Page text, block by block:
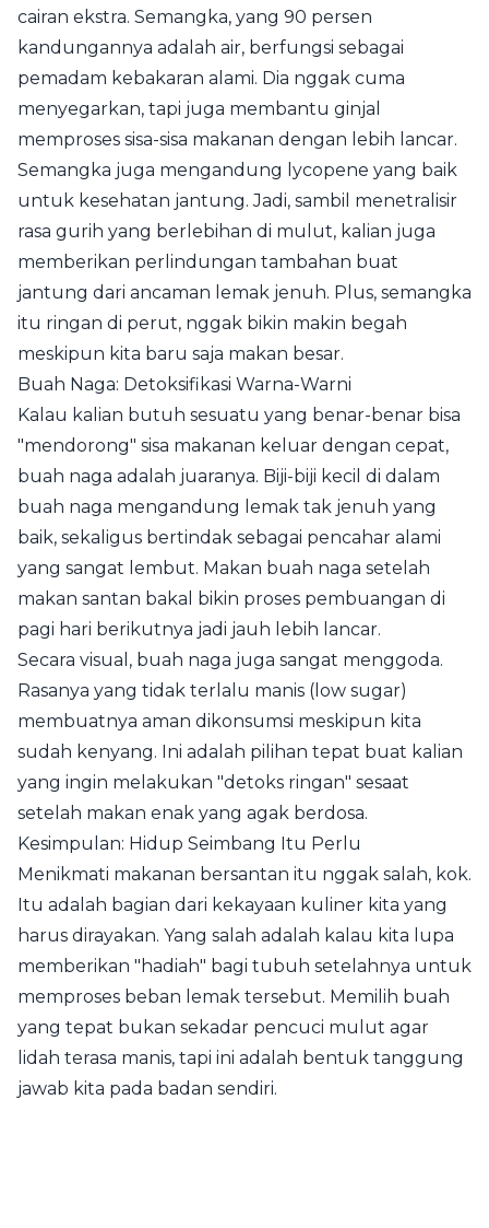
cairan ekstra. Semangka, yang 90 persen
kandungannya adalah air, berfungsi sebagai
pemadam kebakaran alami. Dia nggak cuma
menyegarkan, tapi juga membantu ginjal
memproses sisa-sisa makanan dengan lebih lancar.
Semangka juga mengandung lycopene yang baik
untuk kesehatan jantung. Jadi, sambil menetralisir
rasa gurih yang berlebihan di mulut, kalian juga
memberikan perlindungan tambahan buat
jantung dari ancaman lemak jenuh. Plus, semangka
itu ringan di perut, nggak bikin makin begah
meskipun kita baru saja makan besar.
Buah Naga: Detoksifikasi Warna-Warni
Kalau kalian butuh sesuatu yang benar-benar bisa
"mendorong" sisa makanan keluar dengan cepat,
buah naga adalah juaranya. Biji-biji kecil di dalam
buah naga mengandung lemak tak jenuh yang
baik, sekaligus bertindak sebagai pencahar alami
yang sangat lembut. Makan buah naga setelah
makan santan bakal bikin proses pembuangan di
pagi hari berikutnya jadi jauh lebih lancar.
Secara visual, buah naga juga sangat menggoda.
Rasanya yang tidak terlalu manis (low sugar)
membuatnya aman dikonsumsi meskipun kita
sudah kenyang. Ini adalah pilihan tepat buat kalian
yang ingin melakukan "detoks ringan" sesaat
setelah makan enak yang agak berdosa.
Kesimpulan: Hidup Seimbang Itu Perlu
Menikmati makanan bersantan itu nggak salah, kok.
Itu adalah bagian dari kekayaan kuliner kita yang
harus dirayakan. Yang salah adalah kalau kita lupa
memberikan "hadiah" bagi tubuh setelahnya untuk
memproses beban lemak tersebut. Memilih buah
yang tepat bukan sekadar pencuci mulut agar
lidah terasa manis, tapi ini adalah bentuk tanggung
jawab kita pada badan sendiri.